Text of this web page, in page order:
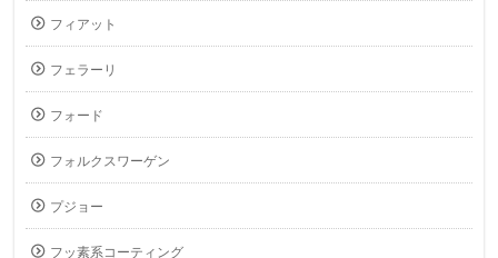
フィアット
フェラーリ
フォード
フォルクスワーゲン
プジョー
フッ素系コーティング